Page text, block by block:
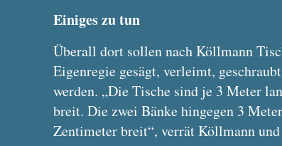
Einiges zu tun
Überall dort sollen nach Köllmann
Eigenregie gesägt, verleimt,
werden. „Die Tische sind je 3 Meter
breit. Die zwei Bänke hingegen 3
Zentimeter breit“, verrät Köllmann